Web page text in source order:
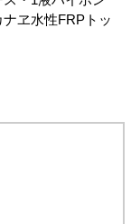
ヱ水性FRPトッ